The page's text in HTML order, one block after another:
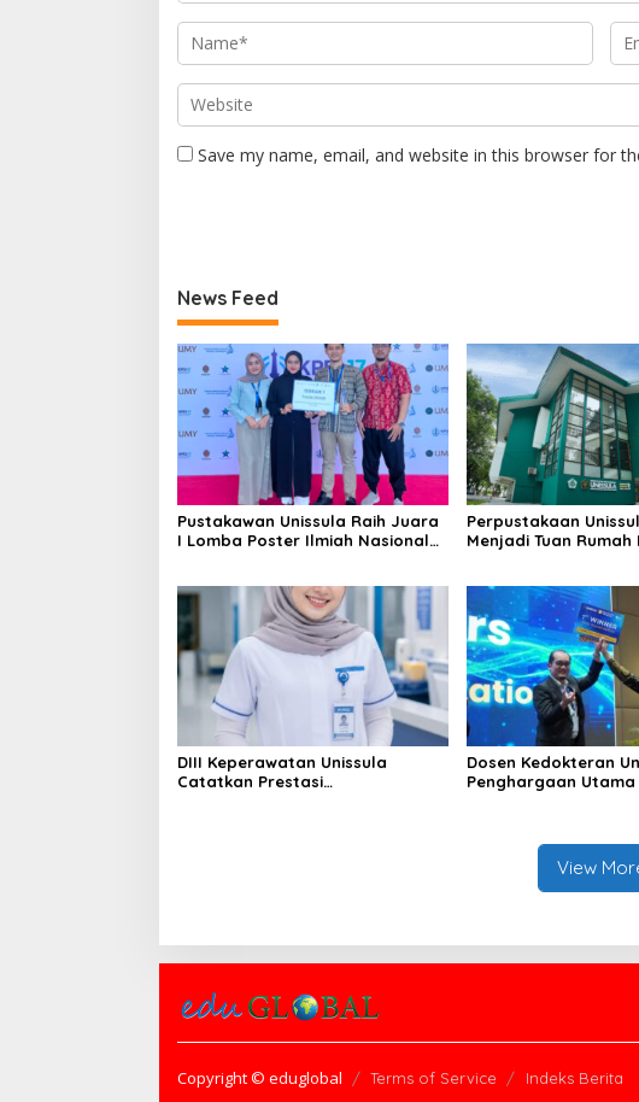
Save my name, email, and website in this browser for
News Feed
Pustakawan Unissula Raih Juara
I Lomba Poster Ilmiah Nasional
Perpustakaan
Menjadi Tuan Rumah
DIII Keperawatan Unissula
Catatkan Prestasi
Dosen Kedokteran
Penghargaan Utama
View
Copyright © eduglobal Terms of Service Indeks Berita